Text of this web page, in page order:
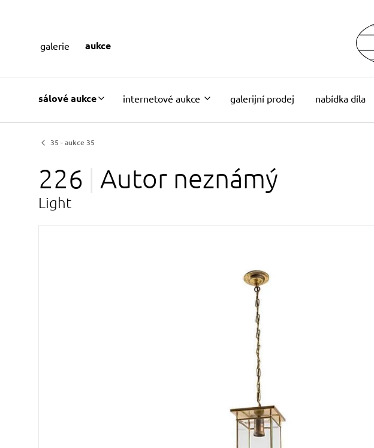
sálové aukce internetové aukce galerijní prodej nabídka díla
galerie aukce
35 - aukce 35
226 Autor neznámý
Light